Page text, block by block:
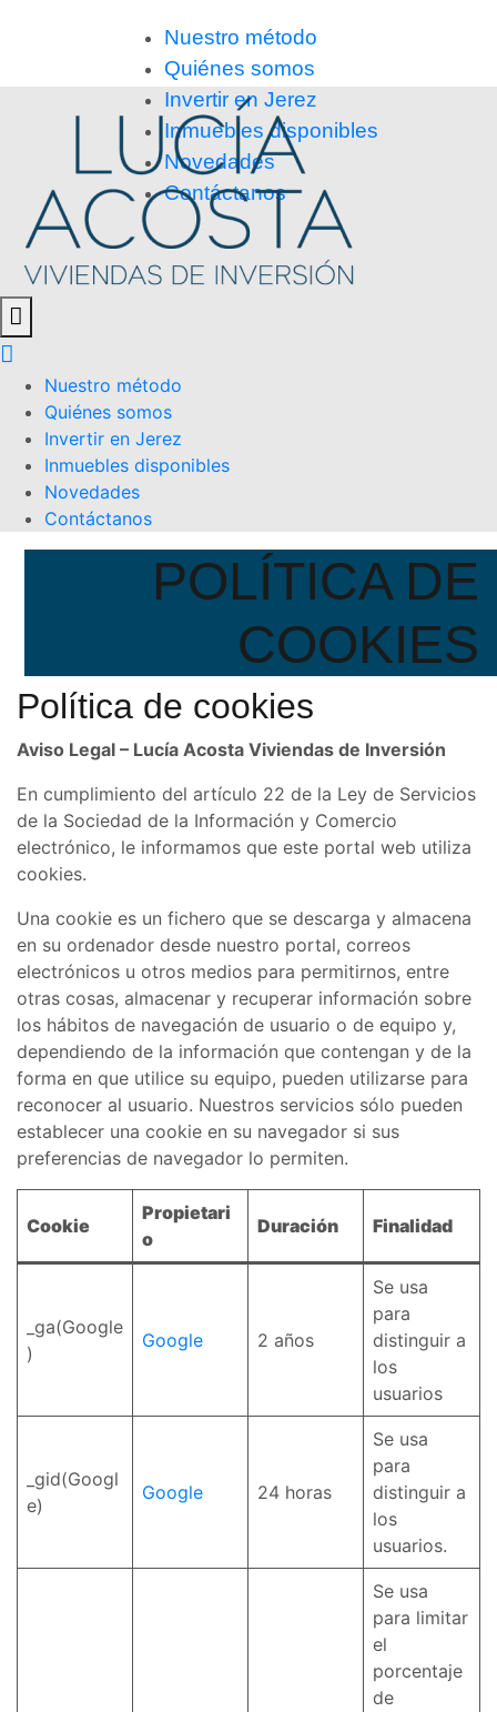
Nuestro método
Quiénes somos
Invertir en Jerez
Inmuebles disponibles
Novedades
Contáctanos
Nuestro método
Quiénes somos
Invertir en Jerez
Inmuebles disponibles
Novedades
Contáctanos
POLÍTICA DE
COOKIES
Política de cookies
Aviso Legal – Lucía Acosta Viviendas de Inversión
En cumplimiento del artículo 22 de la Ley de Servicios
de la Sociedad de la Información y Comercio
electrónico, le informamos que este portal web utiliza
cookies.
Una cookie es un fichero que se descarga y almacena
en su ordenador desde nuestro portal, correos
electrónicos u otros medios para permitirnos, entre
otras cosas, almacenar y recuperar información sobre
los hábitos de navegación de usuario o de equipo y,
dependiendo de la información que contengan y de la
forma en que utilice su equipo, pueden utilizarse para
reconocer al usuario. Nuestros servicios sólo pueden
establecer una cookie en su navegador si sus
preferencias de navegador lo permiten.
Cookie
Propietari
o
Duración Finalidad
_ga(Google
)
Google 2 años
Se usa
para
distinguir a
los
usuarios
_gid(Googl
e)
Google 24 horas
Se usa
para
distinguir a
los
usuarios.
Se usa
para limitar
el
porcentaje
de